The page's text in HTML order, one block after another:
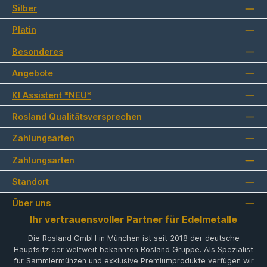
Silber
Platin
Besonderes
Angebote
KI Assistent *NEU*
Rosland Qualitätsversprechen
Zahlungsarten
Zahlungsarten
Standort
Über uns
Ihr vertrauensvoller Partner für Edelmetalle
Die Rosland GmbH in München ist seit 2018 der deutsche
Hauptsitz der weltweit bekannten Rosland Gruppe. Als Spezialist
für Sammlermünzen und exklusive Premiumprodukte verfügen wir